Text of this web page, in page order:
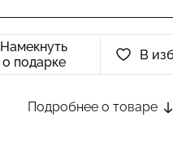
Намекнуть
о подарке
В
Подробнее о товаре